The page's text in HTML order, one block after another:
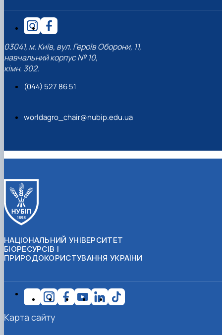
03041, м. Київ, вул. Героїв Оборони, 11,
навчальний корпус № 10,
кімн. 302.
(044) 527 86 51
worldagro_chair@nubip.edu.ua
НАЦІОНАЛЬНИЙ УНІВЕРСИТЕТ
БІОРЕСУРСІВ І
ПРИРОДОКОРИСТУВАННЯ УКРАЇНИ
Карта сайту